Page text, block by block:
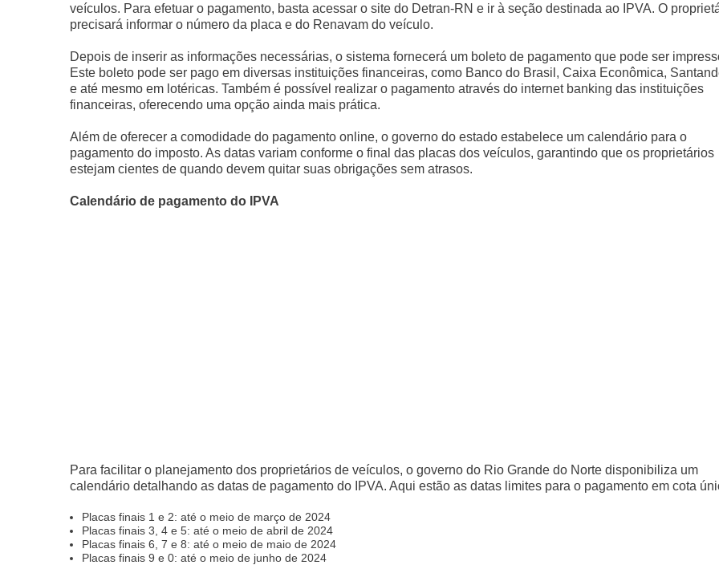
veículos. Para efetuar o pagamento, basta acessar o site do Detran-RN e ir à seção destinada ao IPVA. O
precisará informar o número da placa e do Renavam do veículo.
Depois de inserir as informações necessárias, o sistema fornecerá um boleto de pagamento que pode ser
Este boleto pode ser pago em diversas instituições financeiras, como Banco do Brasil, Caixa Econômica,
e até mesmo em lotéricas. Também é possível realizar o pagamento através do internet banking das instituições
financeiras, oferecendo uma opção ainda mais prática.
Além de oferecer a comodidade do pagamento online, o governo do estado estabelece um calendário para o
pagamento do imposto. As datas variam conforme o final das placas dos veículos, garantindo que os proprietários
estejam cientes de quando devem quitar suas obrigações sem atrasos.
Calendário de pagamento do IPVA
Para facilitar o planejamento dos proprietários de veículos, o governo do Rio Grande do Norte disponibiliza um
calendário detalhando as datas de pagamento do IPVA. Aqui estão as datas limites para o pagamento em cota
Placas finais 1 e 2: até o meio de março de 2024
Placas finais 3, 4 e 5: até o meio de abril de 2024
Placas finais 6, 7 e 8: até o meio de maio de 2024
Placas finais 9 e 0: até o meio de junho de 2024